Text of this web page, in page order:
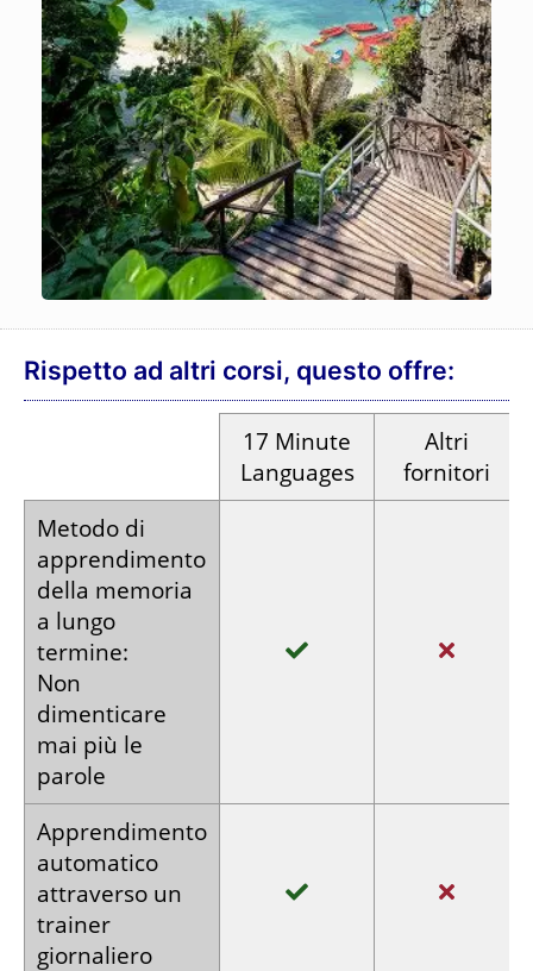
Rispetto ad altri corsi, questo offre:
17 Minute
Languages
Altri
fornitori
Metodo di
apprendimento
della memoria
a lungo
termine:
Non
dimenticare
mai più le
parole
Apprendimento
automatico
attraverso un
trainer
giornaliero